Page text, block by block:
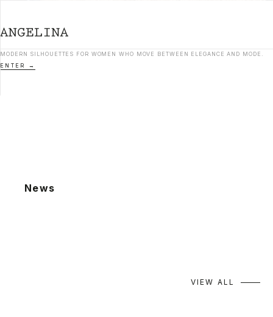
MODERN SILHOUETTES FOR WOMEN WHO MOVE BETWEEN ELEGANCE AND MODE.
ENTER
News
VIEW ALL